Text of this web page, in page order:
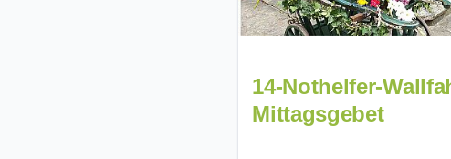
14-Nothelfer-
Mittagsgebet